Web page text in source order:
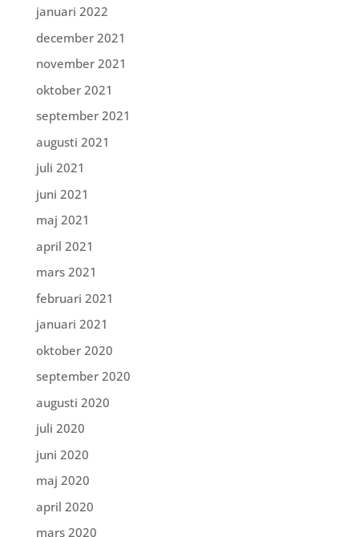
januari 2022
december 2021
november 2021
oktober 2021
september 2021
augusti 2021
juli 2021
juni 2021
maj 2021
april 2021
mars 2021
februari 2021
januari 2021
oktober 2020
september 2020
augusti 2020
juli 2020
juni 2020
maj 2020
april 2020
mars 2020